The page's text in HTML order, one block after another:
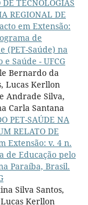
TECNOLOGIAS
REGIONAL DE
em Extensão:
de
(PET-Saúde) na
Saúde - UFCG
Bernardo da
Lucas Kerllon
Andrade Silva,
Carla Santana
PET-SAÚDE NA
RELATO DE
Extensão: v. 4 n.
de Educação pelo
Paraíba, Brasil.
Silva Santos,
Kerllon